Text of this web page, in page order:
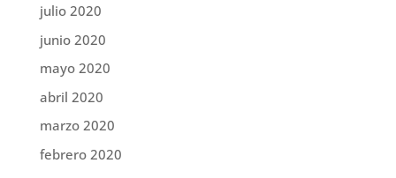
julio 2020
junio 2020
mayo 2020
abril 2020
marzo 2020
febrero 2020